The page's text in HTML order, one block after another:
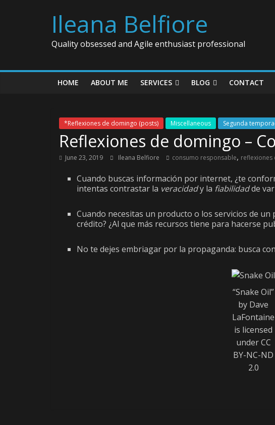
Ileana Belfiore
Quality obsessed and Agile enthusiast professional
HOME ABOUT ME SERVICES BLOG CONTACT
*Reflexiones de domingo (posts) Miscellaneous Segunda
Reflexiones de domingo –
June 23, 2019 Ileana Belfiore consumo responsable, reflexiones
Cuando buscas información por internet, ¿te
intentas contrastar la veracidady la fiabilidadde
Cuando necesitas un producto o los servicios de un
crédito? ¿Al que más recursos tiene para hacerse
No te dejes embriagar por la propaganda: busca con
“Snake Oil”
by Dave
LaFontaine
is licensed
under CC
BY-NC-ND
2.0